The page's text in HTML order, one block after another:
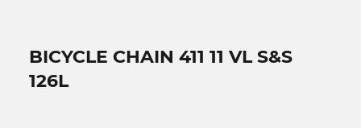
BICYCLE CHAIN 411 11 VL S&S
126L